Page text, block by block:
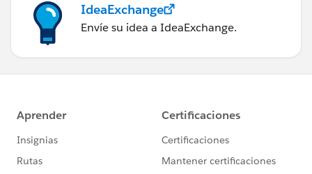
IdeaExchange
Envíe su idea a IdeaExchange.